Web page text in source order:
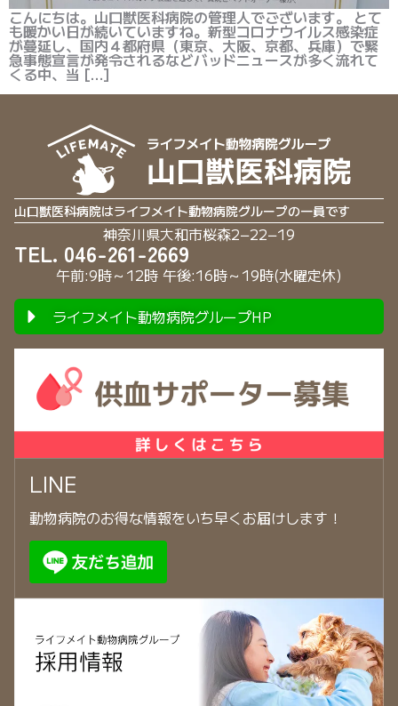
こんにちは。山口獣医科病院の管理人でございます。 とて
も暖かい日が続いていますね。新型コロナウイルス感染症
が蔓延し、国内４都府県（東京、大阪、京都、兵庫）で緊
急事態宣言が発令されるなどバッドニュースが多く流れて
くる中、当 […]
山口獣医科病院はライフメイト動物病院グループの一員です
神奈川県大和市桜森2−22−19
TEL. 046-261-2669
午前:9時～12時 午後:16時～19時(水曜定休)
ライフメイト動物病院グループHP
LINE
動物病院のお得な情報をいち早くお届けします！